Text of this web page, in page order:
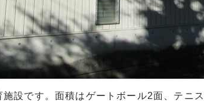
施設です。面積はゲートボール2面、テニ